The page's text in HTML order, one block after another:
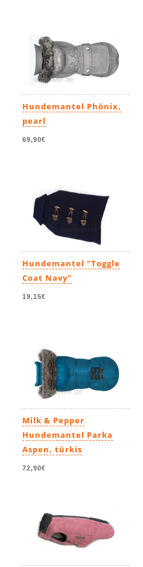
Hundemantel Phönix,
pearl
69,90€
Hundemantel "Toggle
Coat Navy"
19,15€
Milk & Pepper
Hundemantel Parka
Aspen, türkis
72,90€